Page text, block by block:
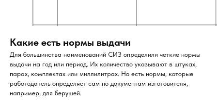
Какие есть нормы выдачи
Для большинства наименований СИЗ определили четкие нормы
выдачи на год или период. Их количество указывают в штуках,
парах, комплектах или миллилитрах. Но есть нормы, которые
работодатель определяет сам по документам изготовителя,
например, для берушей.